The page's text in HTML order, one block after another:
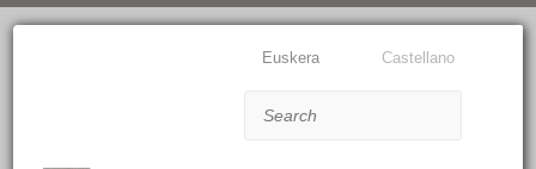
Euskera Castellano